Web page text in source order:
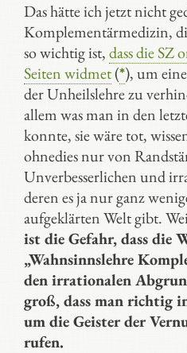
Das hätte ich jetzt nicht
Komplementärmedizin,
so wichtig ist,dass die SZ
Seiten widmet(*), um
der Unheilslehre zu
allem was man in den
konnte, sie wäre tot,
ohnedies nur von
Unverbesserlichen und
deren es ja nur ganz
aufgeklärten Welt gibt.
ist die Gefahr, dass die
„Wahnsinnslehre
den irrationalen
groß, dass man richtig
um die Geister der
rufen.